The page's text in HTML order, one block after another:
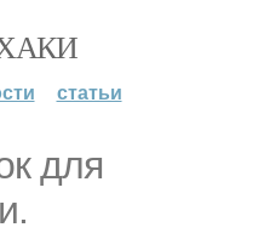
статьи
для